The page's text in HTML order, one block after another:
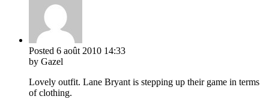
Posted 6 août 2010 14:33
by Gazel
Lovely outfit. Lane Bryant is stepping up their game in terms
of clothing.